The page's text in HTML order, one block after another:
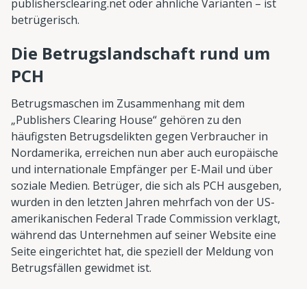
publishersclearing.net oder ähnliche Varianten – ist
betrügerisch.
Die Betrugslandschaft rund um
PCH
Betrugsmaschen im Zusammenhang mit dem
„Publishers Clearing House“ gehören zu den
häufigsten Betrugsdelikten gegen Verbraucher in
Nordamerika, erreichen nun aber auch europäische
und internationale Empfänger per E-Mail und über
soziale Medien. Betrüger, die sich als PCH ausgeben,
wurden in den letzten Jahren mehrfach von der US-
amerikanischen Federal Trade Commission verklagt,
während das Unternehmen auf seiner Website eine
Seite eingerichtet hat, die speziell der Meldung von
Betrugsfällen gewidmet ist.